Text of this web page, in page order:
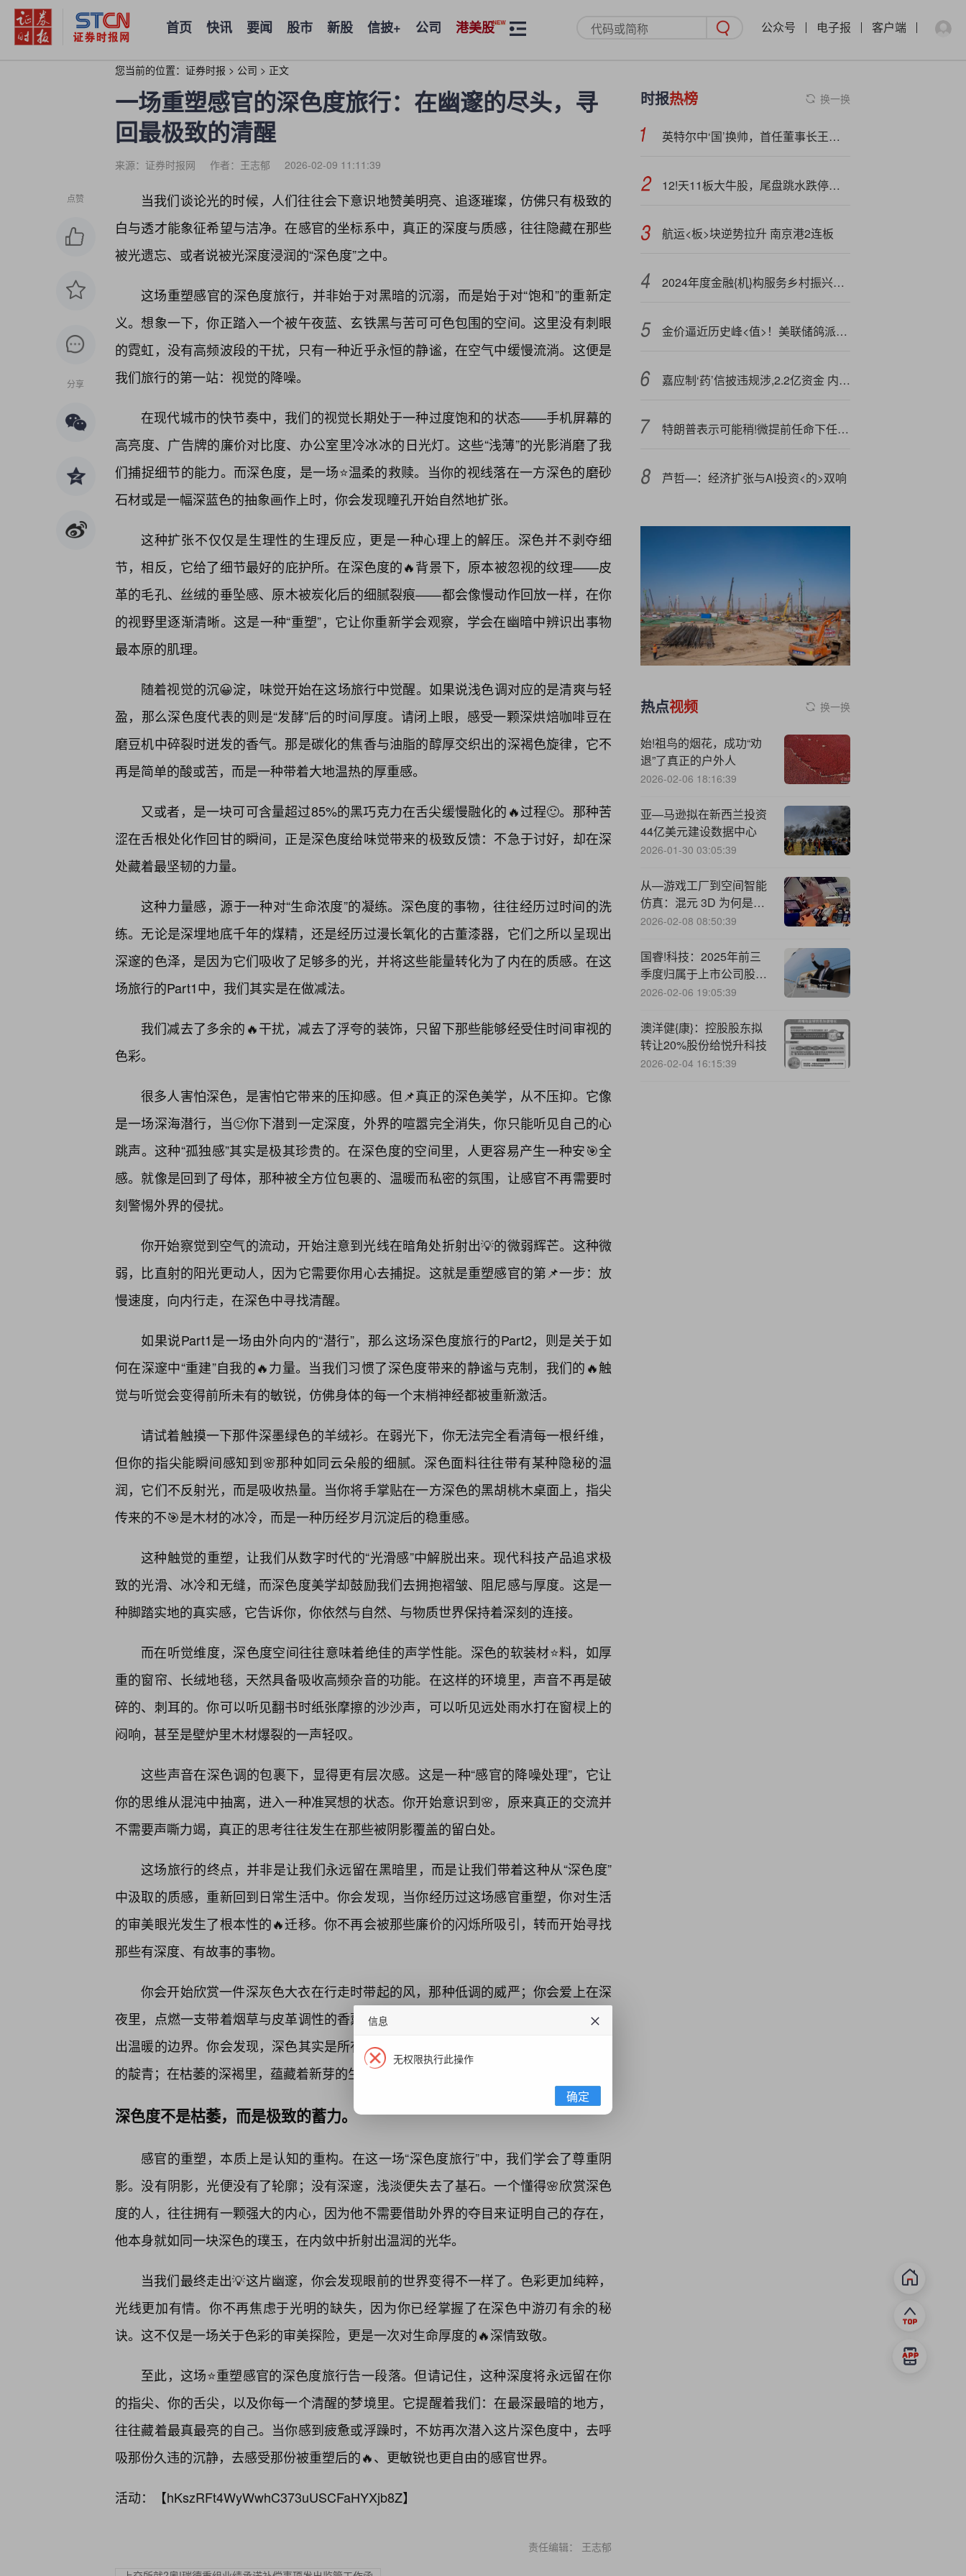
首页 快讯 要闻 股市 新股 信披+ 公司 港美股 公众号 电子报 客户端
您当前的位置： 证券时报 > 公司 > 正文
一场重塑感官的深色度旅行：在幽邃的尽头，寻
回最极致的清醒
来源：证券时报网 作者：王志郁 2026-02-09 11:11:39
点赞
分享
当我们谈论光的时候，人们往往会下意识地赞美明亮、追逐璀璨，仿佛只有极致的
白与透才能象征希望与洁净。在感官的坐标系中，真正的深度与质感，往往隐藏在那些
被光遗忘、或者说被光深度浸润的“深色度”之中。
这场重塑感官的深色度旅行，并非始于对黑暗的沉溺，而是始于对“饱和”的重新定
义。想象一下，你正踏入一个被午夜蓝、玄铁黑与苦可可色包围的空间。这里没有刺眼
的霓虹，没有高频波段的干扰，只有一种近乎永恒的静谧，在空气中缓慢流淌。这便是
我们旅行的第一站：视觉的降噪。
在现代城市的快节奏中，我们的视觉长期处于一种过度饱和的状态——手机屏幕的
高亮度、广告牌的廉价对比度、办公室里冷冰冰的日光灯。这些“浅薄”的光影消磨了我
们捕捉细节的能力。而深色度，是一场⭐温柔的救赎。当你的视线落在一方深色的磨砂
石材或是一幅深蓝色的抽象画作上时，你会发现瞳孔开始自然地扩张。
这种扩张不仅仅是生理性的生理反应，更是一种心理上的解压。深色并不剥夺细
节，相反，它给了细节最好的庇护所。在深色度的🔥背景下，原本被忽视的纹理——皮
革的毛孔、丝绒的垂坠感、原木被炭化后的细腻裂痕——都会像慢动作回放一样，在你
的视野里逐渐清晰。这是一种“重塑”，它让你重新学会观察，学会在幽暗中辨识出事物
最本原的肌理。
随着视觉的沉😀淀，味觉开始在这场旅行中觉醒。如果说浅色调对应的是清爽与轻
盈，那么深色度代表的则是“发酵”后的时间厚度。请闭上眼，感受一颗深烘焙咖啡豆在
磨豆机中碎裂时迸发的香气。那是碳化的焦香与油脂的醇厚交织出的深褐色旋律，它不
再是简单的酸或苦，而是一种带着大地温热的厚重感。
又或者，是一块可可含量超过85%的黑巧克力在舌尖缓慢融化的🔥过程🙂。那种苦
涩在舌根处化作回甘的瞬间，正是深色度给味觉带来的极致反馈：不急于讨好，却在深
处藏着最坚韧的力量。
这种力量感，源于一种对“生命浓度”的凝练。深色度的事物，往往经历过时间的洗
练。无论是深埋地底千年的煤精，还是经历过漫长氧化的古董漆器，它们之所以呈现出
深邃的色泽，是因为它们吸收了足够多的光，并将这些能量转化为了内在的质感。在这
场旅行的Part1中，我们其实是在做减法。
我们减去了多余的🔥干扰，减去了浮夸的装饰，只留下那些能够经受住时间审视的
色彩。
很多人害怕深色，是害怕它带来的压抑感。但📌真正的深色美学，从不压抑。它像
是一场深海潜行，当🙂你下潜到一定深度，外界的喧嚣完全消失，你只能听见自己的心
跳声。这种“孤独感”其实是极其珍贵的。在深色度的空间里，人更容易产生一种安🎯全
感。就像是回到了母体，那种被全方位包裹的、温暖而私密的氛围，让感官不再需要时
刻警惕外界的侵扰。
你开始察觉到空气的流动，开始注意到光线在暗角处折射出💡的微弱辉芒。这种微
弱，比直射的阳光更动人，因为它需要你用心去捕捉。这就是重塑感官的第📌一步：放
慢速度，向内行走，在深色中寻找清醒。
如果说Part1是一场由外向内的“潜行”，那么这场深色度旅行的Part2，则是关于如
何在深邃中“重建”自我的🔥力量。当我们习惯了深色度带来的静谧与克制，我们的🔥触
觉与听觉会变得前所未有的敏锐，仿佛身体的每一个末梢神经都被重新激活。
请试着触摸一下那件深墨绿色的羊绒衫。在弱光下，你无法完全看清每一根纤维，
但你的指尖能瞬间感知到🌸那种如同云朵般的细腻。深色面料往往带有某种隐秘的温
润，它们不反射光，而是吸收热量。当你将手掌贴在一方深色的黑胡桃木桌面上，指尖
传来的不🎯是木材的冰冷，而是一种历经岁月沉淀后的稳重感。
这种触觉的重塑，让我们从数字时代的“光滑感”中解脱出来。现代科技产品追求极
致的光滑、冰冷和无缝，而深色度美学却鼓励我们去拥抱褶皱、阻尼感与厚度。这是一
种脚踏实地的真实感，它告诉你，你依然与自然、与物质世界保持着深刻的连接。
而在听觉维度，深色度空间往往意味着绝佳的声学性能。深色的软装材⭐料，如厚
重的窗帘、长绒地毯，天然具备吸收高频杂音的功能。在这样的环境里，声音不再是破
碎的、刺耳的。你可以听见翻书时纸张摩擦的沙沙声，可以听见远处雨水打在窗棂上的
闷响，甚至是壁炉里木材爆裂的一声轻叹。
这些声音在深色调的包裹下，显得更有层次感。这是一种“感官的降噪处理”，它让
你的思维从混沌中抽离，进入一种准冥想的状态。你开始意识到🌸，原来真正的交流并
不需要声嘶力竭，真正的思考往往发生在那些被阴影覆盖的留白处。
这场旅行的终点，并非是让我们永远留在黑暗里，而是让我们带着这种从“深色度”
中汲取的质感，重新回到日常生活中。你会发现，当你经历过这场感官重塑，你对生活
的审美眼光发生了根本性的🔥迁移。你不再会被那些廉价的闪烁所吸引，转而开始寻找
那些有深度、有故事的事物。
你会开始欣赏一件深灰色大衣在行走时带起的风，那种低调的威严；你会爱上在深
夜里，点燃一支带着烟草与皮革调性的香薰蜡烛，看那一点微光如何在深色的室内勾勒
出温暖的边界。你会发现，深色其实是所有色彩的容器。在深夜的黑色里，孕育着黎明
的靛青；在枯萎的深褐里，蕴藏着新芽的生机。
深色度不是枯萎，而是极致的蓄力。
感官的重塑，本质上是认知的重构。在这一场“深色度旅行”中，我们学会了尊重阴
影。没有阴影，光便没有了轮廓；没有深邃，浅淡便失去了基石。一个懂得🌸欣赏深色
度的人，往往拥有一颗强大的内心，因为他不需要借助外界的夺目来证明自己的存在，
他本身就如同一块深色的璞玉，在内敛中折射出温润的光华。
当我们最终走出💡这片幽邃，你会发现眼前的世界变得不一样了。色彩更加纯粹，
光线更加有情。你不再焦虑于光明的缺失，因为你已经掌握了在深色中游刃有余的秘
诀。这不仅是一场关于色彩的审美探险，更是一次对生命厚度的🔥深情致敬。
至此，这场⭐重塑感官的深色度旅行告一段落。但请记住，这种深度将永远留在你
的指尖、你的舌尖，以及你每一个清醒的梦境里。它提醒着我们：在最深最暗的地方，
往往藏着最真最亮的自己。当你感到疲惫或浮躁时，不妨再次潜入这片深色度中，去呼
吸那份久违的沉静，去感受那份被重塑后的🔥、更敏锐也更自由的感官世界。
活动：【hKszRFt4WyWwhC373uUSCFaHYXjb8Z】
责任编辑： 王志郁
时报热榜 换一换
英特尔中‘国’换帅，首任董事长王锐本月退休
12!天11板大牛股，尾盘跳水跌停！但这些板块已率先反包
航运<板>块逆势拉升 南京港2连板
2024年度金融{机}构服务乡村振兴监管考核评估公布：邮储银行获评“一般档”
金价逼近历史峰<值>！美联储鸽派立场+地缘政治紧张连推涨势
嘉应制‘药’信披违规涉,2.2亿资金 内控和业绩存风险
特朗普表示可能稍!微提前任命下任美联储主席，人选缩小到三四位
芦哲—：经济扩张与AI投资<的>双响
热点视频 换一换
始!祖鸟的烟花，成功“劝
退”了真正的户外人
2026-02-06 18:16:39
亚—马逊拟在新西兰投资
44亿美元建设数据中心
2026-01-30 03:05:39
从—游戏工厂到空间智能
仿真：混元 3D 为何是腾
讯 AI 的“侧翼突围”
2026-02-08 08:50:39
国睿!科技：2025年前三
季度归属于上市公司股东
的净利润同比增长1.15%
2026-02-06 19:05:39
澳洋健{康}：控股股东拟
转让20%股份给悦升科技
2026-02-04 16:15:39
信息
无权限执行此操作
确定